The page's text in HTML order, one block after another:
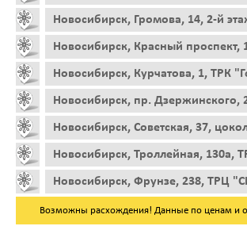
Новосибирск, Громова, 14, 2-й
Новосибирск, Красный проспект,
Новосибирск, Курчатова, 1, ТРК
Новосибирск, пр. Дзержинского,
Новосибирск, Советская, 37,
Новосибирск, Троллейная, 130а,
Новосибирск, Фрунзе, 238, ТРЦ
Возможны расхождения! Данные по ценам и